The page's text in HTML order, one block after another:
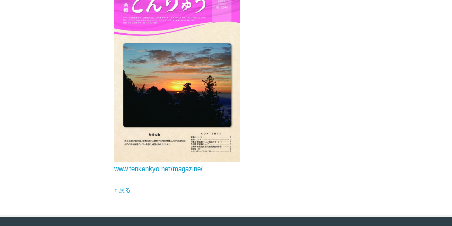
www.tenkenkyo.net/magazine/
↑ 戻る